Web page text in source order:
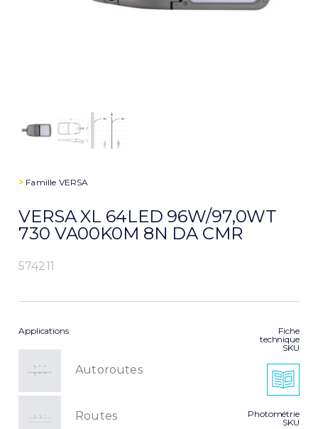
> Famille VERSA
VERSA XL 64LED 96W/97,0WT
730 VA00K0M 8N DA CMR
574211
Applications
Autoroutes
Routes
Fiche
technique
SKU
Photométrie
SKU